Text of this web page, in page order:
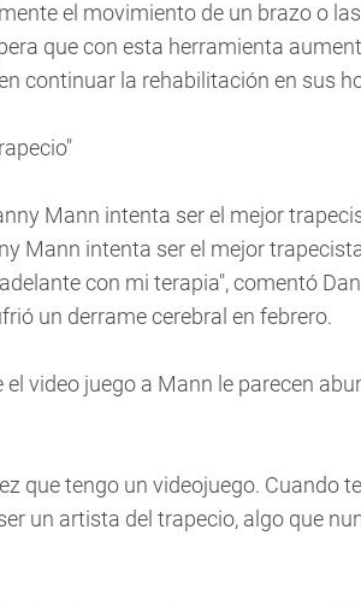
el movimiento de un brazo o
que con esta herramienta
continuar la rehabilitación en sus
Mann intenta ser el mejor
con mi terapia", comentó
un derrame cerebral en febrero.
el video juego a Mann le parecen
que tengo un videojuego. Cuando
un artista del trapecio, algo que